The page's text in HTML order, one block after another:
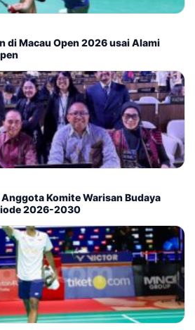
di Macau Open 2026 usai Alami
Komite Warisan Budaya
2026-2030